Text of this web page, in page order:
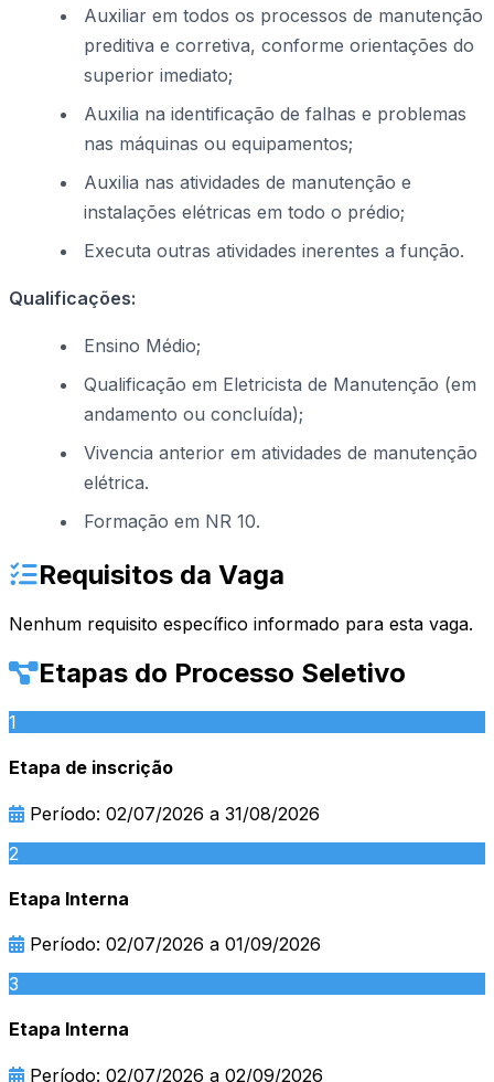
Auxiliar em todos os processos de manutenção
preditiva e corretiva, conforme orientações do
superior imediato;
Auxilia na identificação de falhas e problemas
nas máquinas ou equipamentos;
Auxilia nas atividades de manutenção e
instalações elétricas em todo o prédio;
Executa outras atividades inerentes a função.
Qualificações:
Ensino Médio;
Qualificação em Eletricista de Manutenção (em
andamento ou concluída);
Vivencia anterior em atividades de manutenção
elétrica.
Formação em NR 10.
Requisitos da Vaga
Nenhum requisito específico informado para esta vaga.
Etapas do Processo Seletivo
1
Etapa de inscrição
Período: 02/07/2026 a 31/08/2026
2
Etapa Interna
Período: 02/07/2026 a 01/09/2026
3
Etapa Interna
Período: 02/07/2026 a 02/09/2026